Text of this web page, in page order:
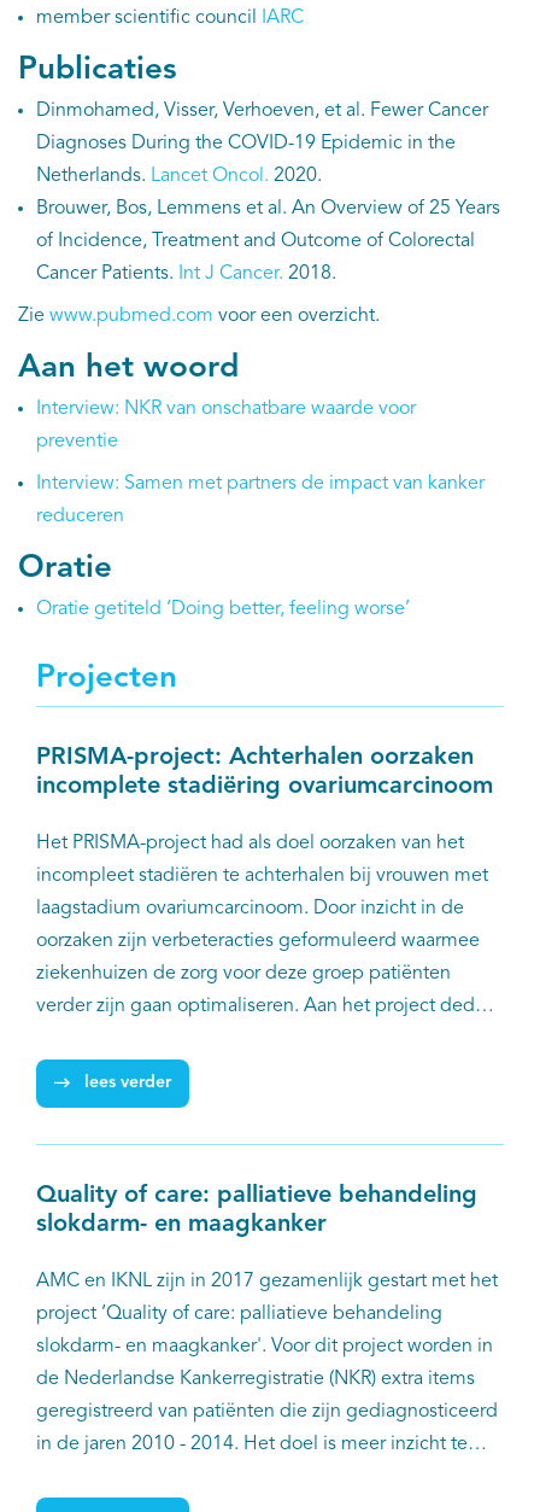
member scientific council
IARC
Publicaties
Dinmohamed, Visser, Verhoeven, et al. Fewer Cancer
Diagnoses During the COVID-19 Epidemic in the
Netherlands. Lancet Oncol. 2020.
Brouwer, Bos, Lemmens et al. An Overview of 25 Years
of Incidence, Treatment and Outcome of Colorectal
Cancer Patients.
Int J Cancer. 2018.
Zie www.pubmed.com voor een overzicht.
Aan het woord
Interview: NKR van onschatbare waarde voor
preventie
Interview: Samen met partners de impact van kanker
reduceren
Oratie
Oratie getiteld ‘Doing better, feeling worse’
Projecten
PRISMA-project: Achterhalen oorzaken
incomplete stadiëring ovariumcarcinoom
Het PRISMA-project had als doel oorzaken van het
incompleet stadiëren te achterhalen bij vrouwen met
laagstadium ovariumcarcinoom. Door inzicht in de
oorzaken zijn verbeteracties geformuleerd waarmee
ziekenhuizen de zorg voor deze groep patiënten
verder zijn gaan optimaliseren. Aan het project deden
begeleidde en financierde het project.
lees verder
Quality of care: palliatieve behandeling
slokdarm- en maagkanker
AMC en IKNL zijn in 2017 gezamenlijk gestart met het
project ‘Quality of care: palliatieve behandeling
slokdarm- en maagkanker'. Voor dit project worden in
de Nederlandse Kankerregistratie (NKR) extra items
geregistreerd van patiënten die zijn gediagnosticeerd
in de jaren 2010 - 2014. Het doel is meer inzicht te